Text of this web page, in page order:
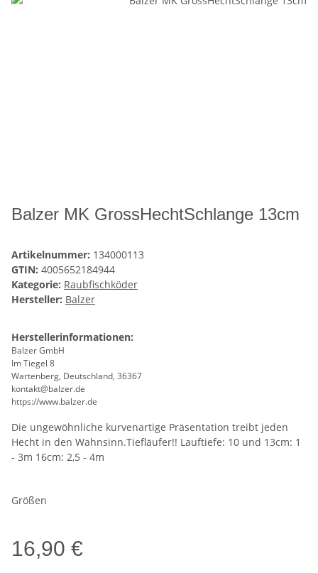
Balzer MK GrossHechtSchlange 13cm
Artikelnummer: 134000113
GTIN: 4005652184944
Kategorie: Raubfischköder
Hersteller: Balzer
Herstellerinformationen:
Balzer GmbH
Im Tiegel 8
Wartenberg, Deutschland, 36367
kontakt@balzer.de
https://www.balzer.de
Die ungewöhnliche kurvenartige Präsentation treibt jeden
Hecht in den Wahnsinn.Tiefläufer!! Lauftiefe: 10 und 13cm: 1
- 3m 16cm: 2,5 - 4m
Größen
16,90 €